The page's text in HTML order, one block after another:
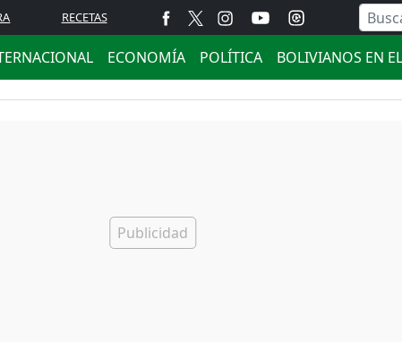
RECETAS
ECONOMÍA POLÍTICA BOLIVIANOS EN